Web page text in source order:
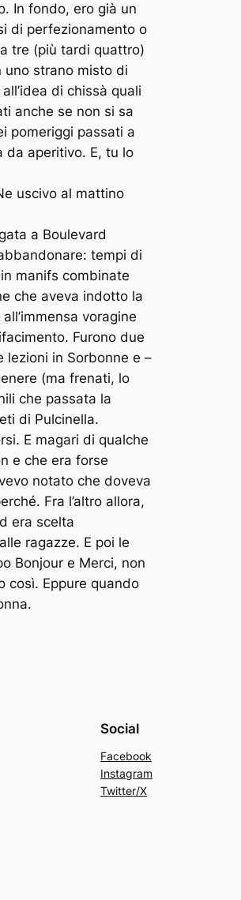
In fondo, ero già un
di perfezionamento o
tre (più tardi quattro)
uno strano misto di
di chissà quali
anche se non si sa
pomeriggi passati a
da aperitivo. E, tu lo
uscivo al mattino
a Boulevard
tempi di
manifs combinate
che aveva indotto la
voragine
Furono due
in Sorbonne e –
(ma frenati, lo
che passata la
di Pulcinella.
E magari di qualche
e che era forse
notato che doveva
Fra l’altro allora,
era scelta
ragazze. E poi le
Bonjour e Merci, non
così. Eppure quando
Social
Facebook
Instagram
Twitter/X